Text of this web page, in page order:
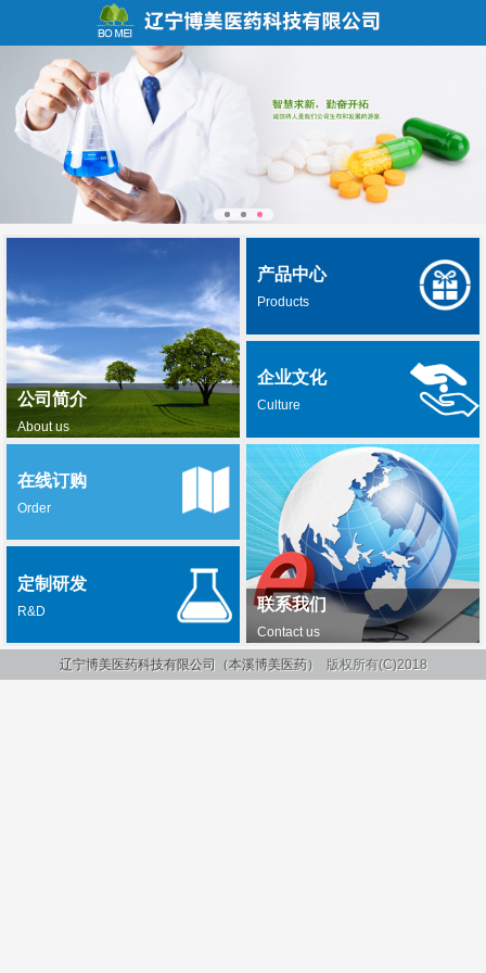
公司简介
About us
产品中心
Products
企业文化
Culture
联系我们
Contact us
在线订购
Order
定制研发
R&D
辽宁博美医药科技有限公司（本溪博美医药） 版权所有(C)2018